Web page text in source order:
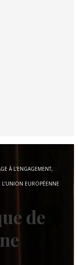
À L’ENGAGEMENT,
EUROPÉENNE
de